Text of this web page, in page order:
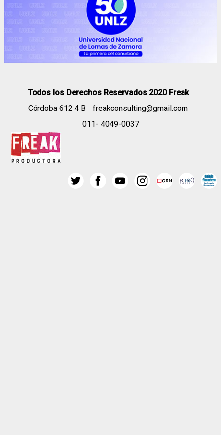
Todos los Derechos Reservados 2020 Freak
Córdoba 612 4 B
freakconsulting@gmail.com
011- 4049-0037